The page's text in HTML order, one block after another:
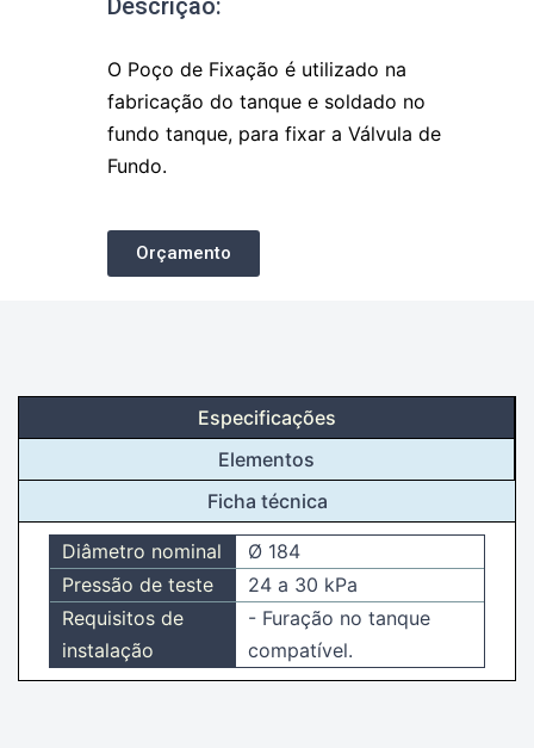
Descrição:
O Poço de Fixação é utilizado na
fabricação do tanque e soldado no
fundo tanque, para fixar a Válvula de
Fundo.
Orçamento
Especificações
Elementos
Ficha técnica
Diâmetro nominal
Ø 184
Pressão de teste
24 a 30 kPa
Requisitos de
instalação
- Furação no tanque
compatível.